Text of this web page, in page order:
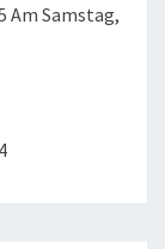
Am Samstag,